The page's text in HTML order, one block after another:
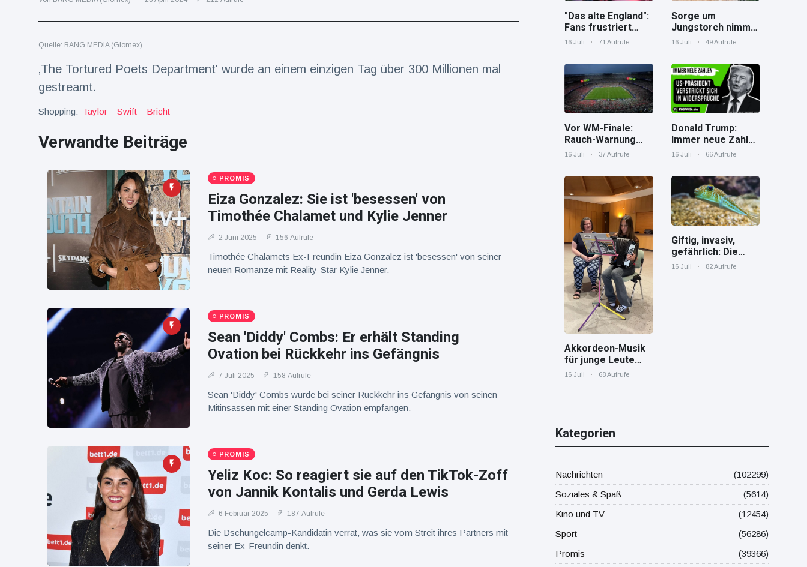
Reisen & Abenteuer (2252)
Neueste
Nachrichten
"Das alte
frustriert
Aus
16 Juli
71
Aufrufe
Sorge um
Jungstorch
nimmt
glückliche
Wendung
16 Juli
49
Aufrufe
Vor WM-
Finale:
Rauch-
Warnung
und Hitze
York
16 Juli
37
Aufrufe
Quelle: BANG MEDIA (Glomex)
‚The Tortured Poets Department' wurde an einem einzigen Tag über 300 Millionen mal
gestreamt.
Shopping: Taylor Swift Bricht
Verwandte Beiträge
PROMIS
Eiza Gonzalez: Sie ist 'besessen' von
Timothée Chalamet und Kylie Jenner
2 Juni 2025 156 Aufrufe
Timothée Chalamets Ex-Freundin Eiza Gonzalez ist 'besessen' von seiner
neuen Romanze mit Reality-Star Kylie Jenner.
PROMIS
Sean 'Diddy' Combs: Er erhält Standing
Ovation bei Rückkehr ins Gefängnis
7 Juli 2025 158 Aufrufe
Sean 'Diddy' Combs wurde bei seiner Rückkehr ins Gefängnis von seinen
Mitinsassen mit einer Standing Ovation empfangen.
PROMIS
Yeliz Koc: So reagiert sie auf den TikTok-Zoff
von Jannik Kontalis und Gerda Lewis
6 Februar 2025 187 Aufrufe
Die Dschungelcamp-Kandidatin verrät, was sie vom Streit ihres Partners mit
seiner Ex-Freundin denkt.
"Das alte England":
Fans frustriert
nach WM-Aus
16 Juli 71 Aufrufe
Sorge um
Jungstorch nimmt
glückliche
16 Juli 49 Aufrufe
Vor WM-Finale:
Rauch-Warnung
und Hitze in New
16 Juli 37 Aufrufe
Donald Trump:
Immer neue Zahlen
– US-Präsident
Widersprüche
16 Juli 66 Aufrufe
Akkordeon-Musik
für junge Leute
Jana von den
wie "jung" das
Instrument sein
kann.
16 Juli 68 Aufrufe
Giftig, invasiv,
gefährlich: Die
Spaßverderber im
16 Juli 82 Aufrufe
Kategorien
Nachrichten
(102299)
Soziales & Spaß
(5614)
Kino und TV
(12454)
Sport
(56286)
Promis
(39366)